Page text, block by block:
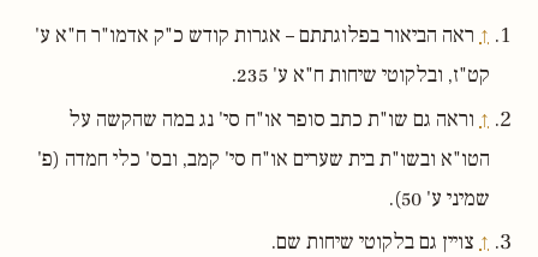
↑ ראה הביאור בפלוגתתם – אגרות קודש כ"ק אדמו"ר ח"א ע'
קט"ז, ובלקוטי שיחות ח"א ע' 235.
↑ וראה גם שו"ת כתב סופר או"ח סי' נג במה שהקשה על
הטו"א ובשו"ת בית שערים או"ח סי' קמב, ובס' כלי חמדה (פ'
שמיני ע' 50).
↑ צויין גם בלקוטי שיחות שם.